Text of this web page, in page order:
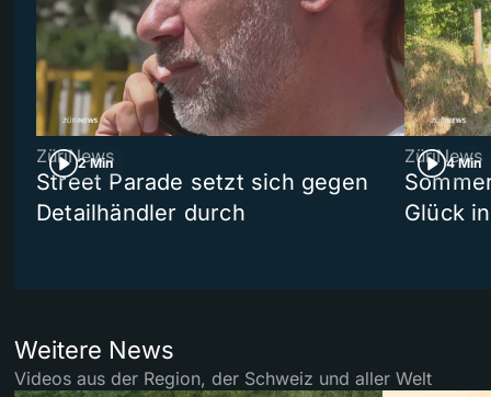
2 Min
ZüriNews
Street Parade setzt sich gegen
Detailhändler durch
4 Min
ZüriNews
Glück
Weitere News
Videos aus der Region, der Schweiz und aller Welt